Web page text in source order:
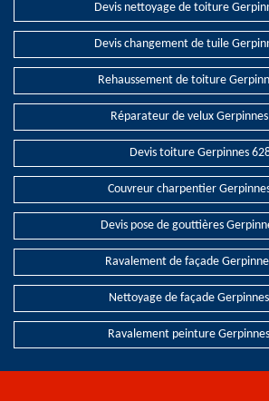
Devis nettoyage de toiture
Devis changement de tuile
Rehaussement de toiture
Réparateur de velux
Devis toiture Gerpinnes
Couvreur charpentier
Devis pose de gouttières
Ravalement de façade
Nettoyage de façade
Ravalement peinture